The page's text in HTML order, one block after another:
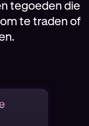
tegoeden die
te traden of